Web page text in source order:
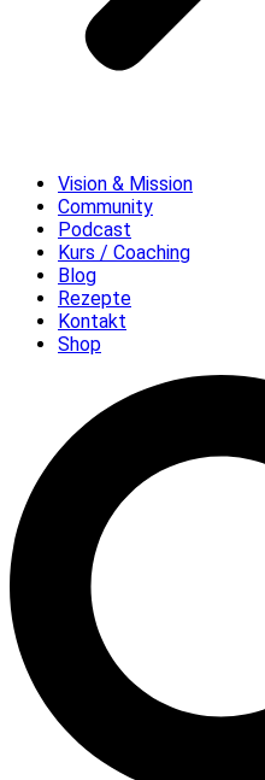
Vision & Mission
Community
Podcast
Kurs / Coaching
Blog
Rezepte
Kontakt
Shop